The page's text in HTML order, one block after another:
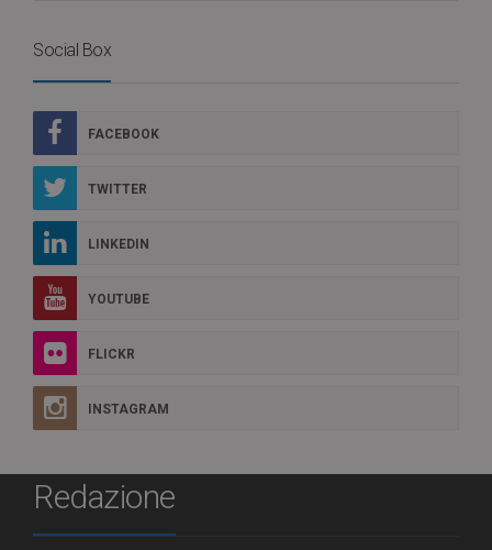
Social Box
FACEBOOK
TWITTER
LINKEDIN
YOUTUBE
FLICKR
INSTAGRAM
Redazione